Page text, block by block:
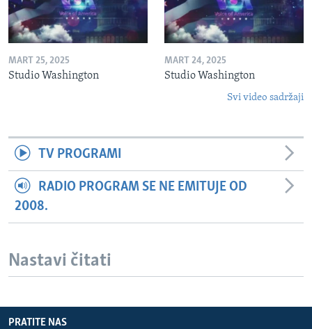
MART 25, 2025
Studio Washington
MART 24, 2025
Studio Washington
Svi video sadržaji
TV PROGRAMI
RADIO PROGRAM SE NE EMITUJE OD
2008.
Nastavi čitati
PRATITE NAS